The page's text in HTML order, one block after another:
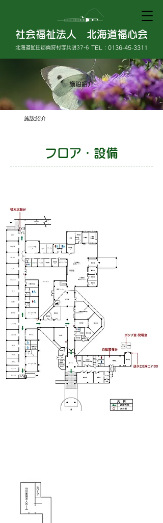
社会福祉法人 北海道福心会
北海道虻田郡真狩村字共明37-6 TEL：0136-45-3311
施設紹介
施設紹介
フロア・設備